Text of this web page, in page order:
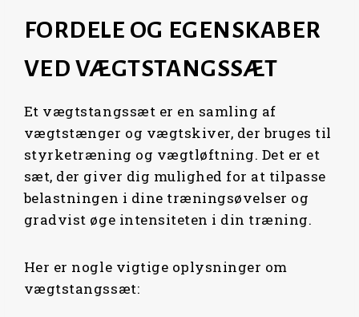
L
R
C
E
W
A
S
:
.
1
P
I
E
I
S
:
8
.
5
,
I
E
A
S
:
6
.
1
0
C
I
:
5
.
4
9
5
0
FORDELE OG EGENSKABER
VED VÆGTSTANGSSÆT
Et vægtstangssæt er en samling af
vægtstænger og vægtskiver, der bruges til
styrketræning og vægtløftning. Det er et
sæt, der giver dig mulighed for at tilpasse
belastningen i dine træningsøvelser og
gradvist øge intensiteten i din træning.
Her er nogle vigtige oplysninger om
vægtstangssæt: